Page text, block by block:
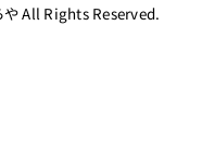
All Rights Reserved.